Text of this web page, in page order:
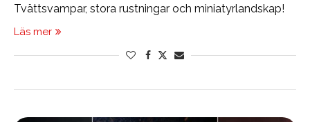
Tvättsvampar, stora rustningar och miniatyrlandskap!
Läs mer